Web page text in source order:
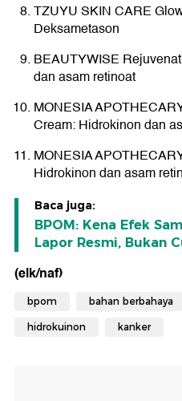
TZUYU SKIN CARE
Deksametason
BEAUTYWISE
dan asam retinoat
MONESIA
Cream: Hidrokinon dan
MONESIA
Hidrokinon dan asam
Baca juga:
BPOM: Kena Efek
Lapor Resmi, Bukan
(elk/naf)
bpom bahan berbahaya
hidrokuinon kanker